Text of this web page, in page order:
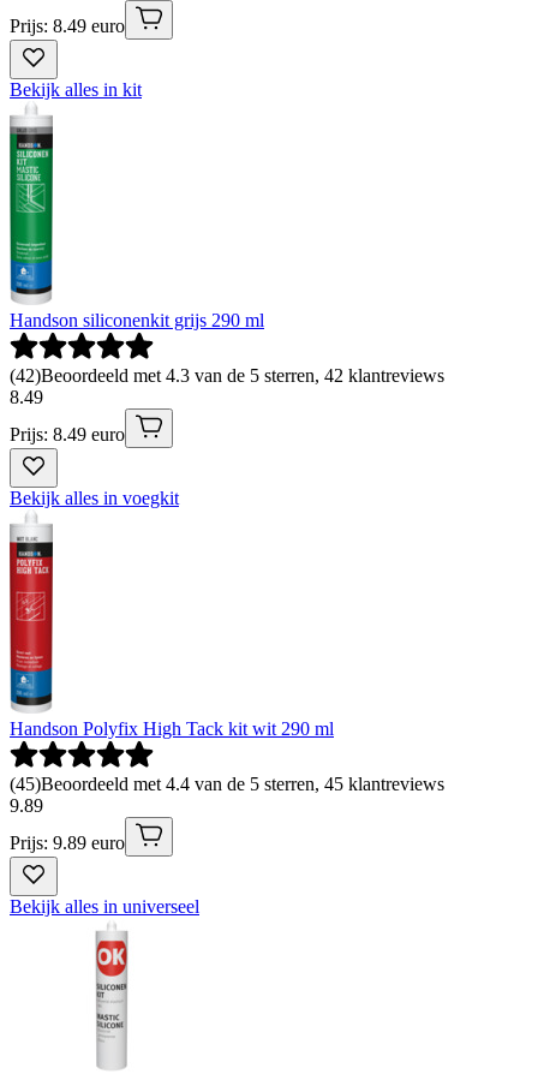
Prijs: 8.49 euro
Bekijk alles in kit
Handson siliconenkit grijs 290 ml
(42)Beoordeeld met 4.3 van de 5 sterren, 42 klantreviews
8.49
Prijs: 8.49 euro
Bekijk alles in voegkit
Handson Polyfix High Tack kit wit 290 ml
(45)Beoordeeld met 4.4 van de 5 sterren, 45 klantreviews
9.89
Prijs: 9.89 euro
Bekijk alles in universeel